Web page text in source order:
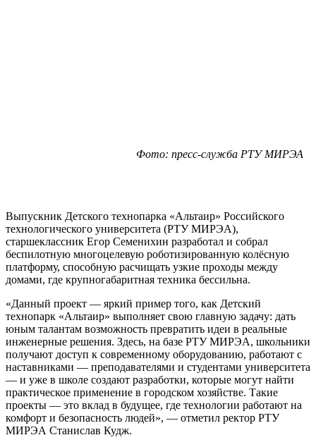
Фото: пресс-служба РТУ МИРЭА
Выпускник Детского технопарка «Альтаир» Российского
технологического университета (РТУ МИРЭА),
старшеклассник Егор Семенихин разработал и собрал
беспилотную многоцелевую роботизированную колёсную
платформу, способную расчищать узкие проходы между
домами, где крупногабаритная техника бессильна.
«Данный проект — яркий пример того, как Детский
технопарк «Альтаир» выполняет свою главную задачу: дать
юным талантам возможность превратить идеи в реальные
инженерные решения. Здесь, на базе РТУ МИРЭА, школьники
получают доступ к современному оборудованию, работают с
наставниками — преподавателями и студентами университета
— и уже в школе создают разработки, которые могут найти
практическое применение в городском хозяйстве. Такие
проекты — это вклад в будущее, где технологии работают на
комфорт и безопасность людей», — отметил ректор РТУ
МИРЭА Станислав Кудж.